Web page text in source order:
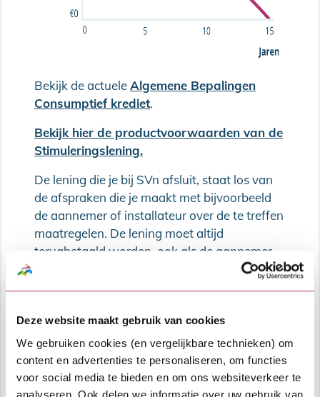
Deze website maakt gebruik van cookies
We gebruiken cookies (en vergelijkbare technieken) om
content en advertenties te personaliseren, om functies
voor social media te bieden en om ons websiteverkeer te
analyseren. Ook delen we informatie over uw gebruik van
Bekijk de actueleAlgemene Bepalingen
Consumptief krediet.
Bekijk hier de productvoorwaarden van de
Stimuleringslening.
De lening die je bij SVn afsluit, staat los van
de afspraken die je maakt met bijvoorbeeld
de aannemer of installateur over de te treffen
maatregelen. De lening moet altijd
terugbetaald worden, ook als de aannemer
een financiële verplichting aan. Daarom moet
om de extra maandlasten van de nieuwe
lening, bovenop alle overige vaste lasten die
je al hebt, te kunnen dragen. We kijken naar